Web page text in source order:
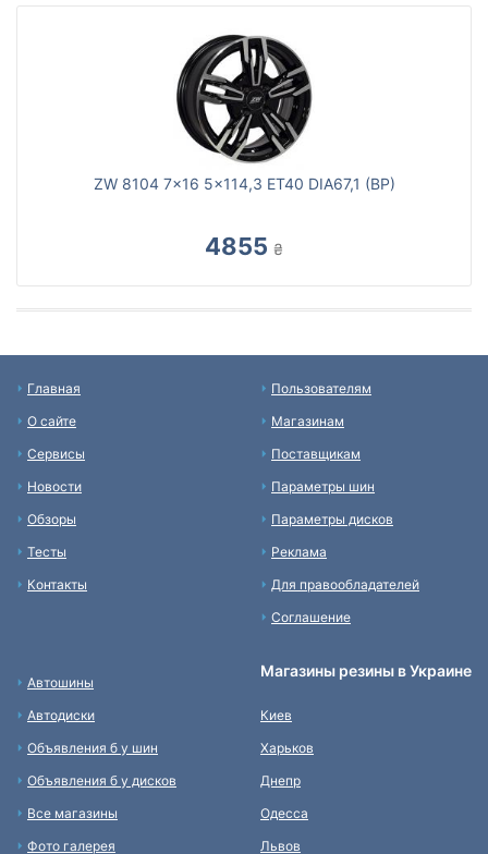
ZW 8104 7x16 5x114,3 ET40 DIA67,1 (BP)
4855 ₴
Главная
О сайте
Сервисы
Новости
Обзоры
Тесты
Контакты
Пользователям
Магазинам
Поставщикам
Параметры шин
Параметры дисков
Реклама
Для правообладателей
Соглашение
Автошины
Автодиски
Объявления б у шин
Объявления б у дисков
Все магазины
Фото галерея
Магазины резины в Украине
Киев
Харьков
Днепр
Одесса
Львов